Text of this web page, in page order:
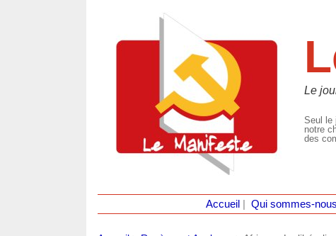
Le
Seul le
notre
des
Accueil Qui sommes-